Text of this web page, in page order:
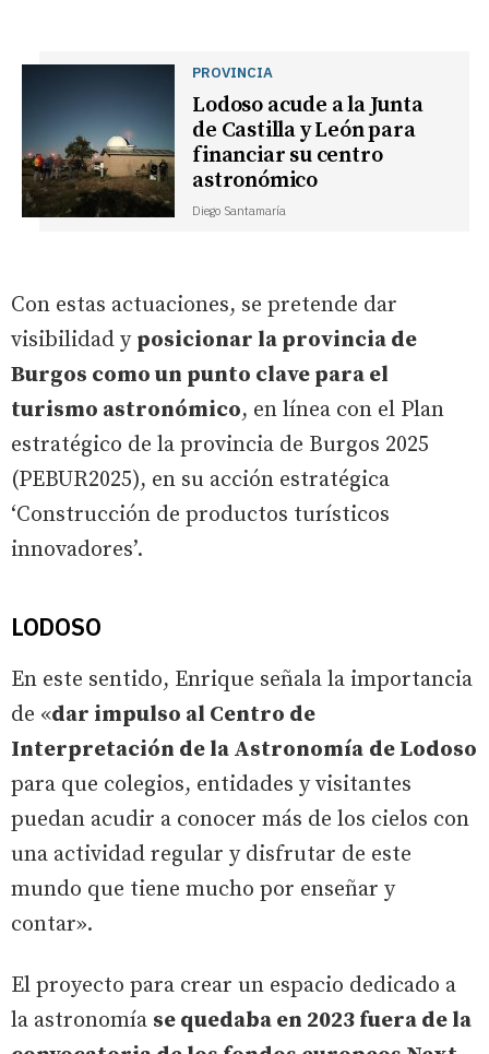
PROVINCIA
Lodoso acude a la Junta
de Castilla y León para
financiar su centro
astronómico
Diego Santamaría
Con estas actuaciones, se pretende dar
visibilidad y posicionar la provincia de
Burgos como un punto clave para el
turismo astronómico, en línea con el Plan
estratégico de la provincia de Burgos 2025
(PEBUR2025), en su acción estratégica
‘Construcción de productos turísticos
innovadores’.
LODOSO
En este sentido, Enrique señala la importancia
de «dar impulso al Centro de
Interpretación de la Astronomía de Lodoso
para que colegios, entidades y visitantes
puedan acudir a conocer más de los cielos con
una actividad regular y disfrutar de este
mundo que tiene mucho por enseñar y
contar».
El proyecto para crear un espacio dedicado a
la astronomía se quedaba en 2023 fuera de la